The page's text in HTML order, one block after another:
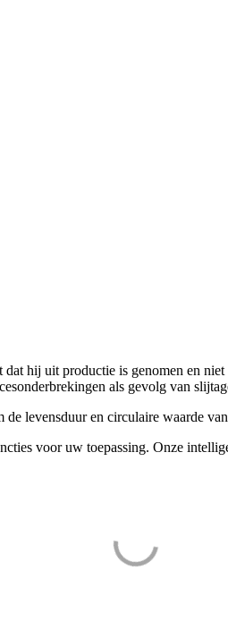
hij uit productie is genomen en
als gevolg van
de levensduur en circulaire waarde
voor uw toepassing. Onze